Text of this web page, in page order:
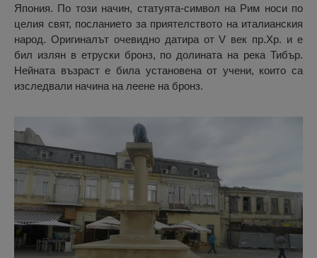
Япония. По този начин, статуята-символ на Рим носи по
целия свят, посланието за приятелството на италианския
народ. Оригиналът очевидно датира от V век пр.Хр. и е
бил излян в етруски бронз, по долината на река Тибър.
Нейната възраст е била установена от учени, които са
изследвали начина на леене на бронз.